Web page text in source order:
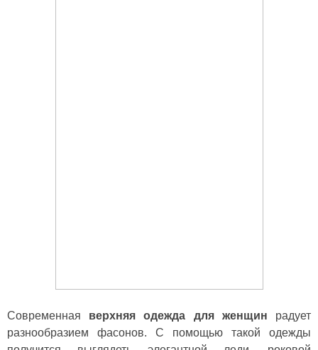
Современная верхняя одежда для женщин
радует
разнообразием фасонов. С помощью такой одежды